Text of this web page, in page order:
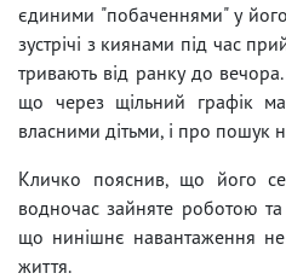
єдиними "побаченнями" у
зустрічі з киянами під час
тривають від ранку до
що через щільний графік
власними дітьми, і про пошук
Кличко пояснив, що його
водночас зайняте роботою
що нинішнє навантаження
життя.